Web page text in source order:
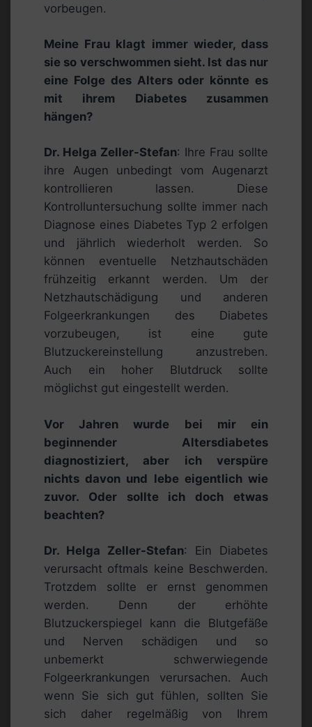
vorbeugen.
Meine Frau klagt immer wieder, dass
sie so verschwommen sieht. Ist das nur
eine Folge des Alters oder könnte es
mit ihrem Diabetes zusammen
hängen?
Dr. Helga Zeller-Stefan: Ihre Frau sollte
ihre Augen unbedingt vom Augenarzt
kontrollieren lassen. Diese
Kontrolluntersuchung sollte immer nach
Diagnose eines Diabetes Typ 2 erfolgen
und jährlich wiederholt werden. So
können eventuelle Netzhautschäden
frühzeitig erkannt werden. Um der
Netzhautschädigung und anderen
Folgeerkrankungen des Diabetes
vorzubeugen, ist eine gute
Blutzuckereinstellung anzustreben.
Auch ein hoher Blutdruck sollte
möglichst gut eingestellt werden.
Vor Jahren wurde bei mir ein
beginnender Altersdiabetes
diagnostiziert, aber ich verspüre
nichts davon und lebe eigentlich wie
zuvor. Oder sollte ich doch etwas
beachten?
Dr. Helga Zeller-Stefan: Ein Diabetes
verursacht oftmals keine Beschwerden.
Trotzdem sollte er ernst genommen
werden. Denn der erhöhte
Blutzuckerspiegel kann die Blutgefäße
und Nerven schädigen und so
unbemerkt schwerwiegende
Folgeerkrankungen verursachen. Auch
wenn Sie sich gut fühlen, sollten Sie
sich daher regelmäßig von Ihrem